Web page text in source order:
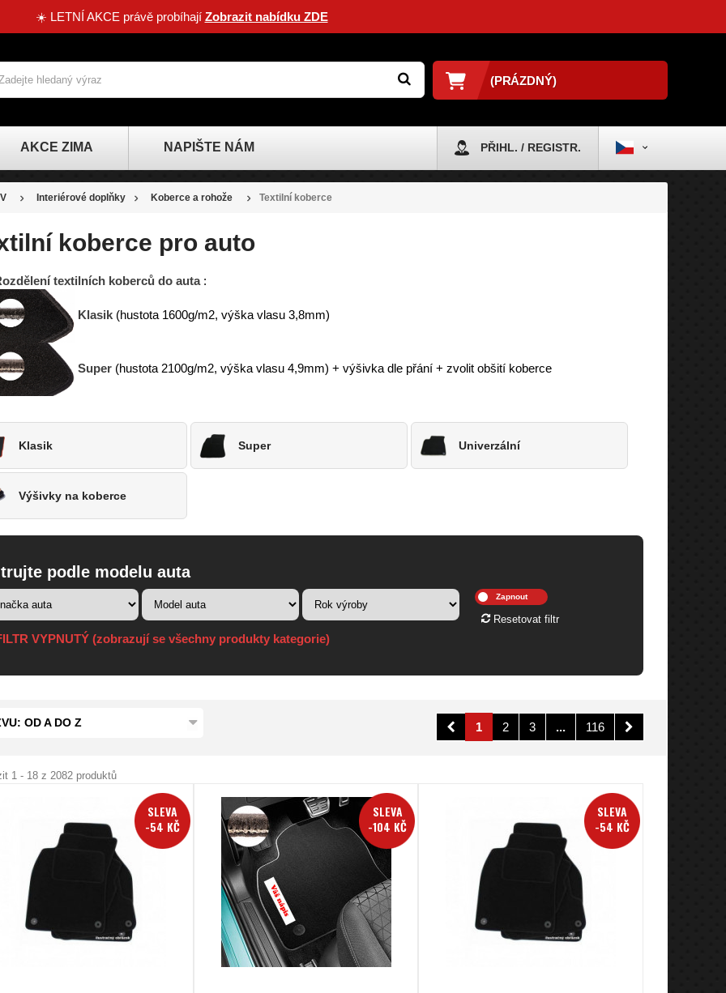
☀️ LETNÍ AKCE právě probíhají Zobrazit nabídku ZDE
(PRÁZDNÝ)
AKCE ZIMA NAPIŠTE NÁM PŘIHL. / REGISTR.
Interiérové doplňky Koberce a rohože Textilní koberce
koberce pro auto
textilních koberců do auta:
Klasik(hustota 1600g/m2, výška vlasu 3,8mm)
Super(hustota 2100g/m2, výška vlasu 4,9mm) + výšivka dle přání + zvolit obšití koberce
Klasik Super Univerzální
Výšivky na koberce
podle modelu auta
Resetovat filtr
VYPNUTÝ (zobrazují se všechny produkty kategorie)
OD A DO Z 1 2 3 ... 116
1 - 18 z 2082 produktů
SLEVA
-54 KČ
SLEVA
-104 KČ
SLEVA
-54 KČ